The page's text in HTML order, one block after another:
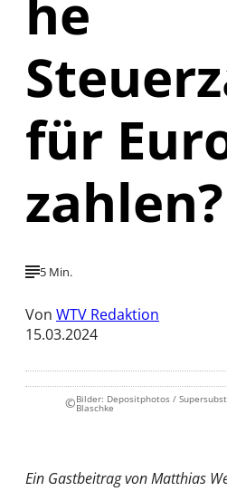
für
zahlen?
5 Min.
Von WTV Redaktion
15.03.2024
©Bilder: Depositphotos /
Blaschke
Ein Gastbeitrag von Matthias